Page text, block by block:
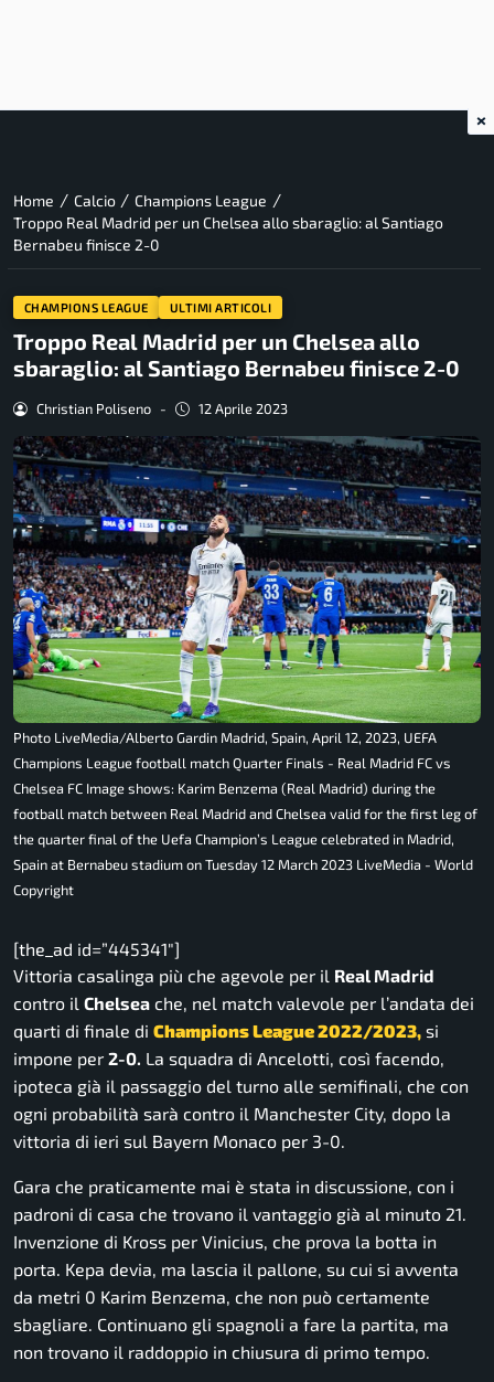
Home / Calcio / Champions League /
Troppo Real Madrid per un Chelsea allo sbaraglio: al Santiago
Bernabeu finisce 2-0
CHAMPIONS LEAGUE ULTIMI ARTICOLI
Troppo Real Madrid per un Chelsea allo
sbaraglio: al Santiago Bernabeu finisce 2-0
Christian Poliseno - 12 Aprile 2023
Photo LiveMedia/Alberto Gardin Madrid, Spain, April 12, 2023, UEFA
Champions League football match Quarter Finals - Real Madrid FC vs
Chelsea FC Image shows: Karim Benzema (Real Madrid) during the
football match between Real Madrid and Chelsea valid for the first leg of
the quarter final of the Uefa Champion’s League celebrated in Madrid,
Spain at Bernabeu stadium on Tuesday 12 March 2023 LiveMedia - World
Copyright
[the_ad id=”445341″]
Vittoria casalinga più che agevole per il Real Madrid
contro il Chelsea che, nel match valevole per l’andata dei
quarti di finale di Champions League 2022/2023, si
impone per 2-0. La squadra di Ancelotti, così facendo,
ipoteca già il passaggio del turno alle semifinali, che con
ogni probabilità sarà contro il Manchester City, dopo la
vittoria di ieri sul Bayern Monaco per 3-0.
Gara che praticamente mai è stata in discussione, con i
padroni di casa che trovano il vantaggio già al minuto 21.
Invenzione di Kross per Vinicius, che prova la botta in
porta. Kepa devia, ma lascia il pallone, su cui si avventa
da metri 0 Karim Benzema, che non può certamente
sbagliare. Continuano gli spagnoli a fare la partita, ma
non trovano il raddoppio in chiusura di primo tempo.
×